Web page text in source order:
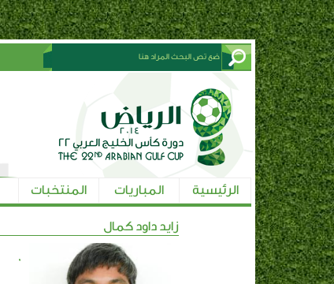
الرئيسية المباريات المنتخبات
زايد داود كمال
0